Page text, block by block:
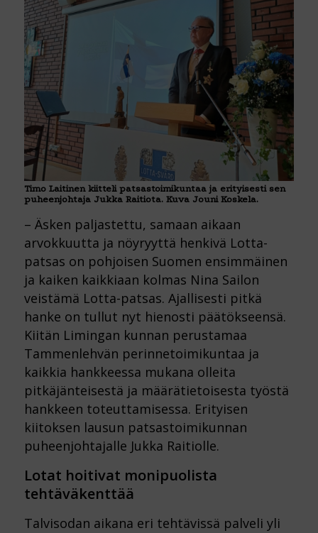
Timo Laitinen kiitteli patsastoimikuntaa ja erityisesti sen
puheenjohtaja Jukka Raitiota. Kuva Jouni Koskela.
– Äsken paljastettu, samaan aikaan
arvokkuutta ja nöyryyttä henkivä Lotta-
patsas on pohjoisen Suomen ensimmäinen
ja kaiken kaikkiaan kolmas Nina Sailon
veistämä Lotta-patsas. Ajallisesti pitkä
hanke on tullut nyt hienosti päätökseensä.
Kiitän Limingan kunnan perustamaa
Tammenlehvän perinnetoimikuntaa ja
kaikkia hankkeessa mukana olleita
pitkäjänteisestä ja määrätietoisesta työstä
hankkeen toteuttamisessa. Erityisen
kiitoksen lausun patsastoimikunnan
puheenjohtajalle Jukka Raitiolle.
Lotat hoitivat monipuolista
tehtäväkenttää
Talvisodan aikana eri tehtävissä palveli yli